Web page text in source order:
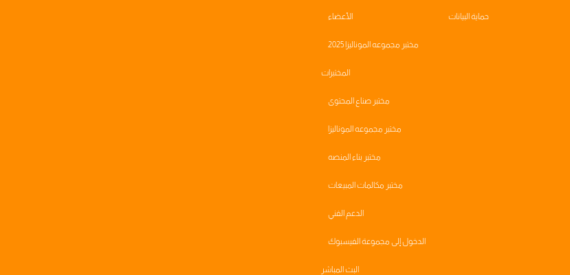
حماية البيانات الأعضاء
مختبر مجموعه الموناليزا 2025
المختبرات
مختبر صناع المحتوى
مختبر مجموعه الموناليزا
مختبر بناء المنصه
مختبر مكالمات المبيعات
الدعم الفني
الدخول إلى مجموعة الفيسبوك
البث المباشر